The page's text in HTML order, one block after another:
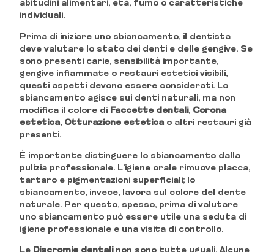
abitudini alimentari, età, fumo o caratteristiche
individuali.
Prima di iniziare uno sbiancamento, il dentista
deve valutare lo stato dei denti e delle gengive. Se
sono presenti carie, sensibilità importante,
gengive infiammate o restauri estetici visibili,
questi aspetti devono essere considerati. Lo
sbiancamento agisce sui denti naturali, ma non
modifica il colore di Faccette dentali, Corona
estetica, Otturazione estetica o altri restauri già
presenti.
È importante distinguere lo sbiancamento dalla
pulizia professionale. L’igiene orale rimuove placca,
tartaro e pigmentazioni superficiali; lo
sbiancamento, invece, lavora sul colore del dente
naturale. Per questo, spesso, prima di valutare
uno sbiancamento può essere utile una seduta di
igiene professionale e una visita di controllo.